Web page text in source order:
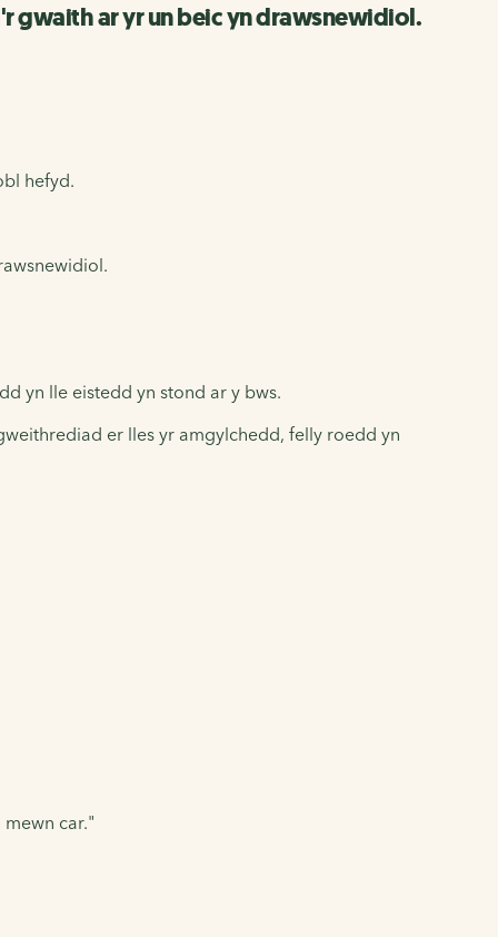
gwaith ar yr un beic yn drawsnewidiol.
hefyd.
yn lle eistedd yn stond ar y bws.
er lles yr amgylchedd, felly roedd yn
car."